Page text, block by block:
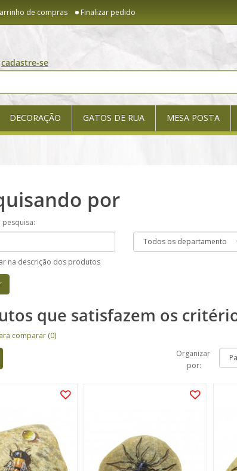
de compras Finalizar pedido
cadastre-se
DECORAÇÃO GATOS DE RUA MESA POSTA
por
na descrição dos produtos
que satisfazem os
comparar (0)
Organizar
por: